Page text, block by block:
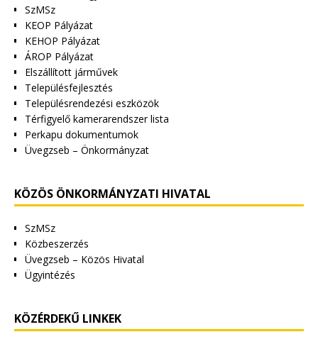
SzMSz
KEOP Pályázat
KEHOP Pályázat
ÁROP Pályázat
Elszállított járművek
Településfejlesztés
Településrendezési eszközök
Térfigyelő kamerarendszer lista
Perkapu dokumentumok
Üvegzseb – Önkormányzat
KÖZÖS ÖNKORMÁNYZATI HIVATAL
SzMSz
Közbeszerzés
Üvegzseb – Közös Hivatal
Ügyintézés
KÖZÉRDEKŰ LINKEK